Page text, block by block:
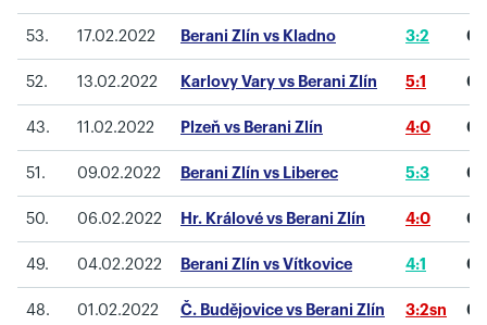
53. 17.02.2022 Berani Zlín vs Kladno 3:2 0
52. 13.02.2022 Karlovy Vary vs Berani Zlín 5:1 0
43. 11.02.2022 Plzeň vs Berani Zlín 4:0 0
51. 09.02.2022 Berani Zlín vs Liberec 5:3 0
50. 06.02.2022 Hr. Králové vs Berani Zlín 4:0 0
49. 04.02.2022 Berani Zlín vs Vítkovice 4:1 0
48. 01.02.2022 Č. Budějovice vs Berani Zlín 3:2sn 0